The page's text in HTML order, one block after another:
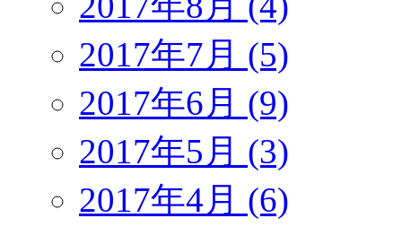
2017年7月 (5)
2017年6月 (9)
2017年5月 (3)
2017年4月 (6)